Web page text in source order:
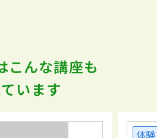
こんな講座も
います
体験